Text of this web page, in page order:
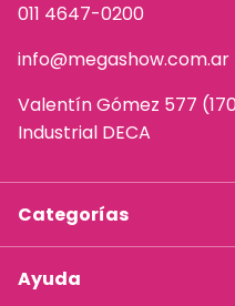
011 4647-0200
info@megashow.com.ar
Valentín Gómez 577
Industrial DECA
Categorías
Ayuda